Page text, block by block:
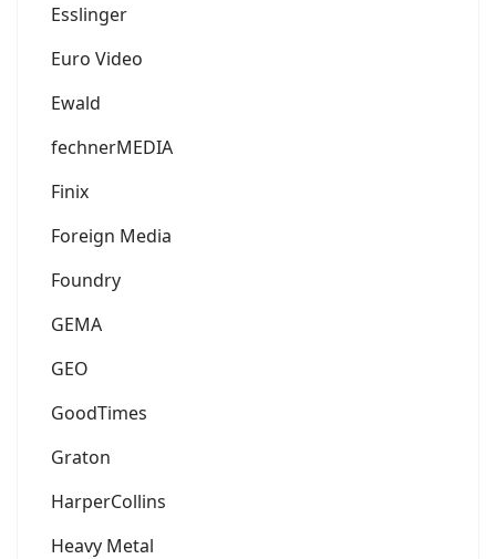
Esslinger
Euro Video
Ewald
fechnerMEDIA
Finix
Foreign Media
Foundry
GEMA
GEO
GoodTimes
Graton
HarperCollins
Heavy Metal